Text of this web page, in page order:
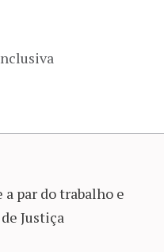
a par do trabalho e
Justiça